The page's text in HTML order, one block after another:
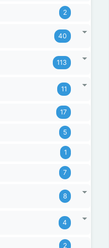
2
40
113
11
17
5
1
7
8
4
2